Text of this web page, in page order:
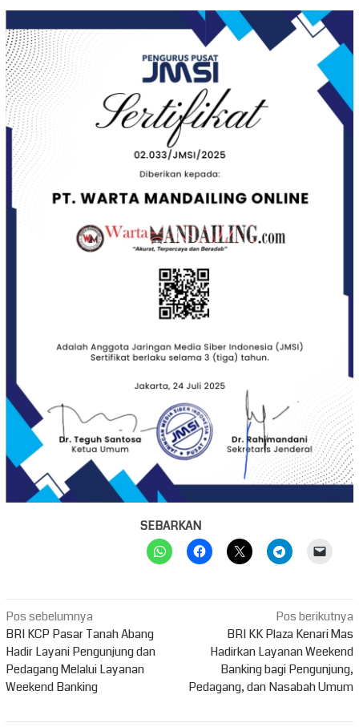
SEBARKAN
Navigasi
pos
Pos sebelumnya
BRI KCP Pasar Tanah Abang
Hadir Layani Pengunjung dan
Pedagang Melalui Layanan
Weekend Banking
Pos berikutnya
BRI KK Plaza Kenari Mas
Hadirkan Layanan Weekend
Banking bagi Pengunjung,
Pedagang, dan Nasabah Umum